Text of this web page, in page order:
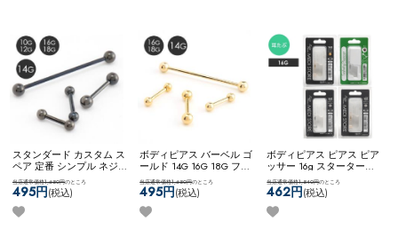
スタンダード カスタム ス
ペア 定番 シンプル ネジ
式キャッチ ネコポスOK
ーベル (ブラック)
当店通常価格1,650円のところ
495円(税込)
ボディピアス バーベル ゴ
ールド 14G 16G 18G ファ
ーストピアス サージカル
ステンレス シンプル ネコ
ポスOKバーベル (ゴール
ド)
当店通常価格1,650円のところ
495円(税込)
ボディピアス ピアス ピア
ッサー 16g スターターキ
ット初心者 ジュエル キュ
ービックジルコニア ステ
ンレス ネコポスOK
0%OFF][ 16G ] 耳たぶ用ピ
当店通常価格1,540円のところ
462円(税込)